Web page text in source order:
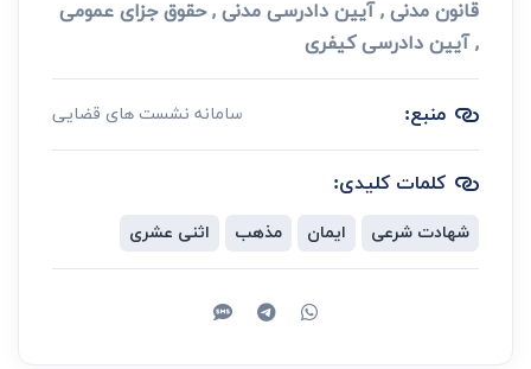
قانون مدنی , آیین دادرسی مدنی , حقوق جزای عمومی
, آیین دادرسی کیفری
منبع: سامانه نشست های قضایی
کلمات کلیدی:
شهادت شرعی ایمان مذهب اثنی عشری